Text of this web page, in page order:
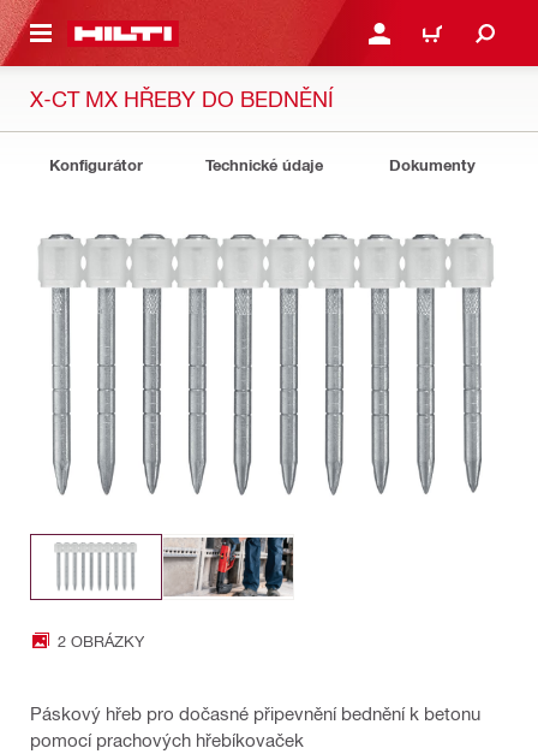
HLAVNÍ OBSAH PŘIHLÁSIT NEBO
KOŠÍK
X-CT MX HŘEBY DO BEDNĚNÍ
Konfigurátor Technické údaje Dokumenty
2 OBRÁZKY
Páskový hřeb pro dočasné připevnění bednění k betonu
pomocí prachových hřebíkovaček